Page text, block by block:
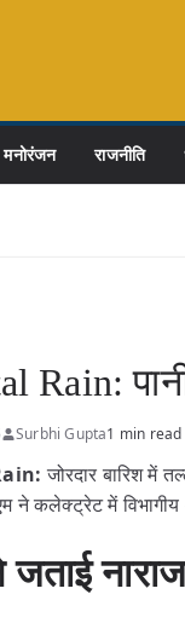
मनोरंजन राजनीति
Rain:
Surbhi Gupta1 min read
जोरदार बारिश में
ने कलेक्ट्रेट में
जताई